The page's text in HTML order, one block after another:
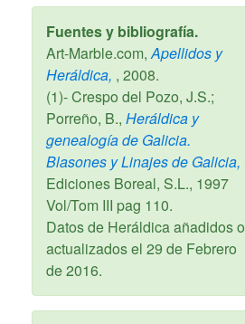
Fuentes y bibliografía.
Art-Marble.com,Apellidos y
Heráldica, , 2008.
(1)- Crespo del Pozo, J.S.;
Porreño, B., Heráldica y
genealogía de Galicia.
Blasones y Linajes de Galicia,
Ediciones Boreal, S.L., 1997
Vol/Tom III pag 110.
Datos de Heráldica añadidos o
actualizados el 29 de Febrero
de 2016.